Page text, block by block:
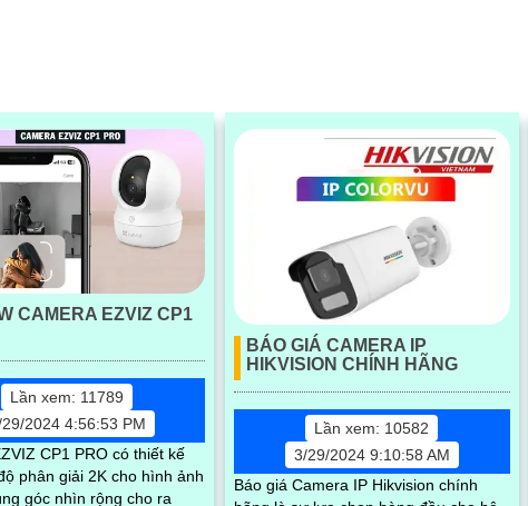
CAMERA EZVIZ CP1
Lần xem: 11789
2024 4:56:53 PM
CP1 PRO có thiết kế
phân giải 2K cho hình ảnh
góc nhìn rộng cho ra
BÁO GIÁ CAMERA IP
HIKVISION CHÍNH HÃNG
Lần xem: 10582
3/29/2024 9:10:58 AM
Báo giá Camera IP Hikvision chính